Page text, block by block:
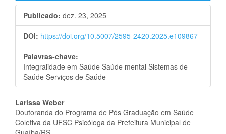
Publicado: dez. 23, 2025
DOI: https://doi.org/10.5007/2595-2420.2025.e109867
Palavras-chave:
Integralidade em Saúde Saúde mental Sistemas de
Saúde Serviços de Saúde
Conteúdo
do
Larissa Weber
Doutoranda do Programa de Pós Graduação em Saúde
Coletiva da UFSC Psicóloga da Prefeitura Municipal de